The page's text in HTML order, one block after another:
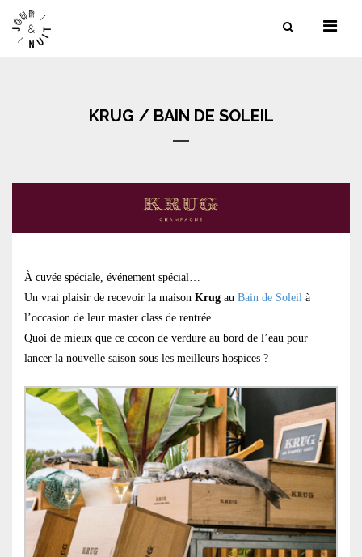
KRUG / BAIN DE SOLEIL
À cuvée spéciale, événement spécial…
Un vrai plaisir de recevoir la maison Krug au Bain de Soleil à
l’occasion de leur master class de rentrée.
Quoi de mieux que ce cocon de verdure au bord de l’eau pour
lancer la nouvelle saison sous les meilleurs hospices ?